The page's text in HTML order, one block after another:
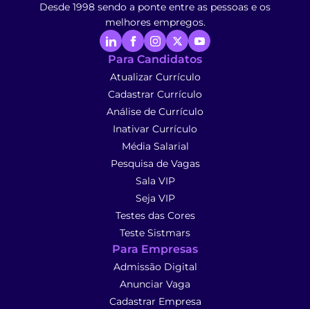
Desde 1998 sendo a ponte entre as pessoas e os
melhores empregos.
Para Candidatos
Atualizar Currículo
Cadastrar Currículo
Análise de Currículo
Inativar Currículo
Média Salarial
Pesquisa de Vagas
Sala VIP
Seja VIP
Testes das Cores
Teste Sistmars
Para Empresas
Admissão Digital
Anunciar Vaga
Cadastrar Empresa